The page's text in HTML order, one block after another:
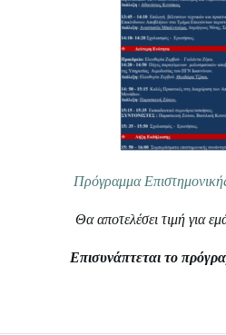
Πρόγραμμα
Θα αποτελέσει τιμή για
Επισυνάπτεται το